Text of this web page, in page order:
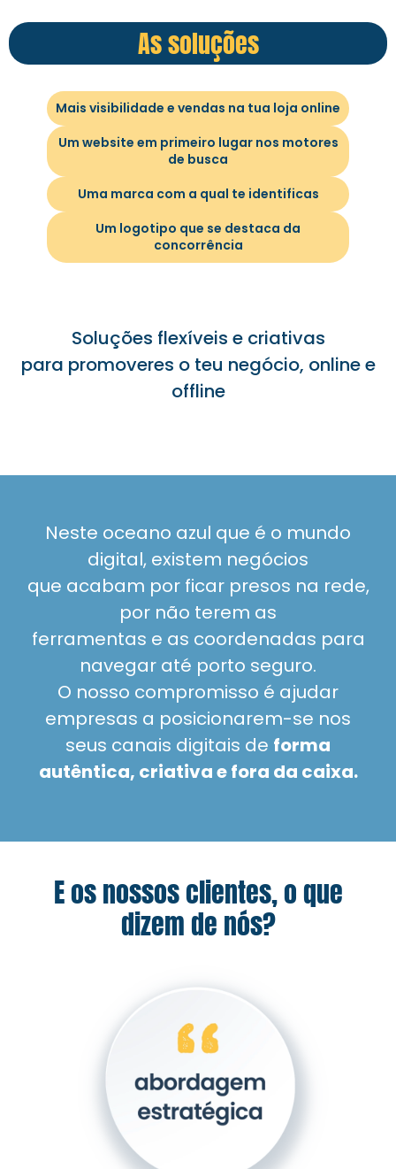
As soluções
Mais visibilidade e vendas na tua loja online
Um website em primeiro lugar nos motores
de busca
Uma marca com a qual te identificas
Um logotipo que se destaca da
concorrência
Soluções flexíveis e criativas
para promoveres o teu negócio, online e
offline
Neste oceano azul que é o mundo
digital, existem negócios
que acabam por ficar presos na rede,
por não terem as
ferramentas e as coordenadas para
navegar até porto seguro.
O nosso compromisso é ajudar
empresas a posicionarem-se nos
seus canais digitais de forma
autêntica, criativae fora da caixa.
E os nossos clientes, o que
dizem de nós?